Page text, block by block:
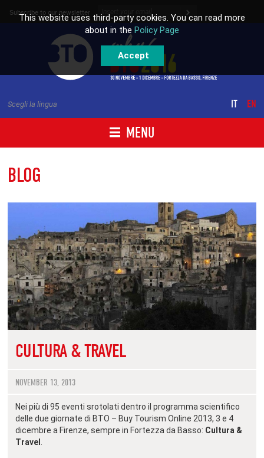
Skip to content
Subscribe to our newsletter
MENU
Scegli la lingua IT EN
BLOG
CULTURA & TRAVEL
NOVEMBER 13, 2013
Nei più di 95 eventi srotolati dentro il programma scientifico
delle due giornate di BTO – Buy Tourism Online 2013, 3 e 4
dicembre a Firenze, sempre in Fortezza da Basso: Cultura &
Travel
This website uses third-party cookies. You can read more
about in the Policy Page
Accept